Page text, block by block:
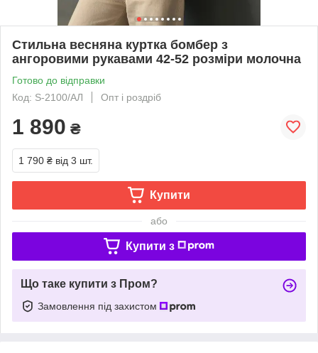
Стильна весняна куртка бомбер з
ангоровими рукавами 42-52 розміри молочна
Готово до відправки
Код: S-2100/АЛ
Опт і роздріб
1 890 ₴
1 790 ₴ від 3 шт.
Купити
або
Купити з
Що таке купити з Пром?
Замовлення під захистом